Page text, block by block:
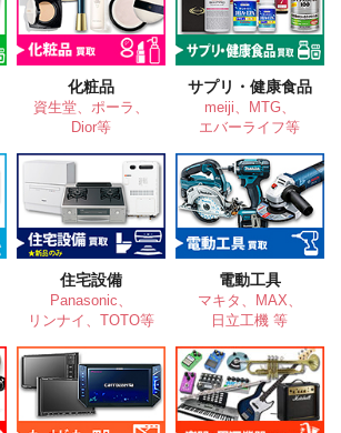
化粧品
資生堂、ポーラ、
Dior等
サプリ・健康食品
meiji、MTG、
エバーライフ等
住宅設備
Panasonic、
リンナイ、TOTO等
電動工具
マキタ、MAX、
日立工機 等